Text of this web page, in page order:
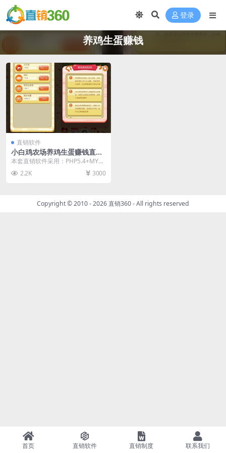
登录
养鸡生蛋赚钱
直销软件
小白鸡农场养鸡生蛋赚钱直销
软件 直销系统 直销管理软件
本套直销软件采用：PHP5.4+MYS
QL开发，是一套小白鸡农场养鸡生
蛋赚钱直销...
2.2K 3000
Copyright © 2010 - 2026直销360- All rights reserved
首页 直销软件 直销制度 联系我们